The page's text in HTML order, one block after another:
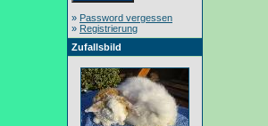
» Password vergessen
» Registrierung
Zufallsbild